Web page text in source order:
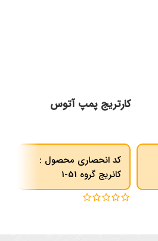
کارتریج پمپ آتوس
کد انحصاری محصول :
کانریج گروه 51-1